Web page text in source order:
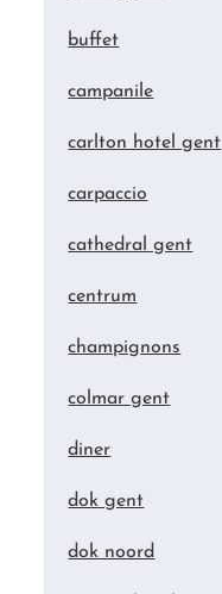
buffet
campanile
carlton hotel gent
carpaccio
cathedral gent
centrum
champignons
colmar gent
diner
dok gent
dok noord